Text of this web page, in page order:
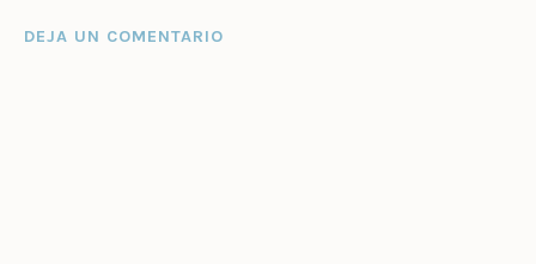
DEJA UN COMENTARIO